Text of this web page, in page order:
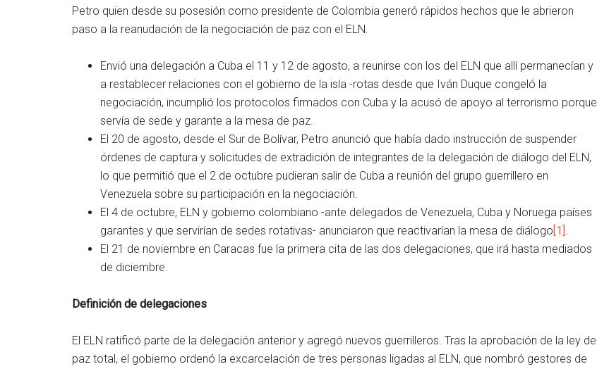
Petro quien desde su posesión como presidente de Colombia generó rápidos hechos que le abrieron
paso a la reanudación de la negociación de paz con el ELN.
Envió una delegación a Cuba el 11 y 12 de agosto, a reunirse con los del ELN que allí permanecían y
a restablecer relaciones con el gobierno de la isla -rotas desde que Iván Duque congeló la
negociación, incumplió los protocolos firmados con Cuba y la acusó de apoyo al terrorismo porque
servía de sede y garante a la mesa de paz.
El 20 de agosto, desde el Sur de Bolívar, Petro anunció que había dado instrucción de suspender
órdenes de captura y solicitudes de extradición de integrantes de la delegación de diálogo del ELN,
lo que permitió que el 2 de octubre pudieran salir de Cuba a reunión del grupo guerrillero en
Venezuela sobre su participación en la negociación.
El 4 de octubre, ELN y gobierno colombiano -ante delegados de Venezuela, Cuba y Noruega países
garantes y que servirían de sedes rotativas- anunciaron que reactivarían la mesa de diálogo[1]
El 21 de noviembre en Caracas fue la primera cita de las dos delegaciones, que irá hasta mediados
de diciembre.
Definición de delegaciones
El ELN ratificó parte de la delegación anterior y agregó nuevos guerrilleros. Tras la aprobación de la ley de
paz total, el gobierno ordenó la excarcelación de tres personas ligadas al ELN, que nombró gestores de